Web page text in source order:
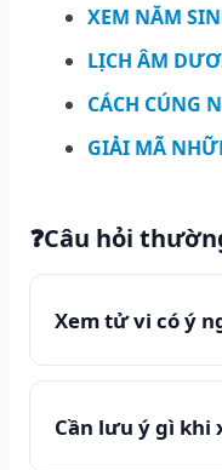
XEM NĂM
LỊCH ÂM
CÁCH CÚNG
GIẢI MÃ
❓Câu hỏi
Xem tử vi có ý
Cần lưu ý gì khi